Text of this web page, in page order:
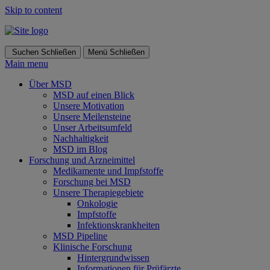
Skip to content
Suchen Schließen Menü Schließen
Main menu
Über MSD
MSD auf einen Blick
Unsere Motivation
Unsere Meilensteine
Unser Arbeitsumfeld
Nachhaltigkeit
MSD im Blog
Forschung und Arzneimittel
Medikamente und Impfstoffe
Forschung bei MSD
Unsere Therapiegebiete
Onkologie
Impfstoffe
Infektionskrankheiten
MSD Pipeline
Klinische Forschung
Hintergrundwissen